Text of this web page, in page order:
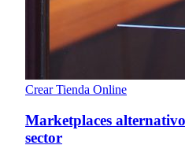
Crear Tienda Online
Marketplaces
sector